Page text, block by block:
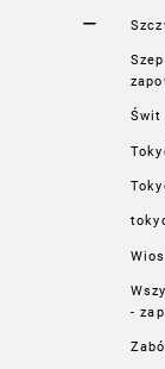
Świt
-